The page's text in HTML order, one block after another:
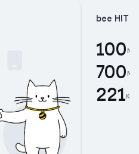
bee HIT
100
700
221